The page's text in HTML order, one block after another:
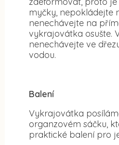
myčky, nepokládejte
nenechávejte na
vykrajovátka osušte.
nenechávejte ve
vodou.
Balení
Vykrajovátka
organzovém sáčku,
praktické balení pro